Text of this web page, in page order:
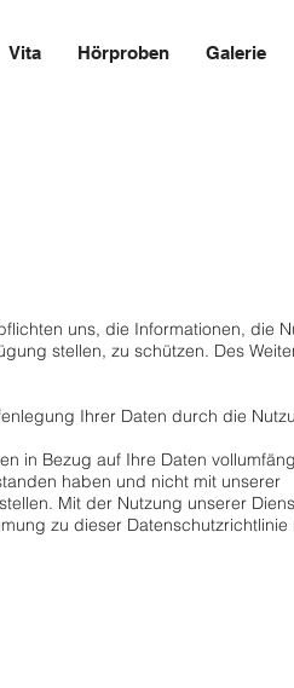
Vita Hörproben Galerie
uns, die Informationen, die
stellen, zu schützen. Des
Ihrer Daten durch die
in Bezug auf Ihre Daten
haben und nicht mit unserer
Mit der Nutzung unserer
zu dieser Datenschutzrichtlinie